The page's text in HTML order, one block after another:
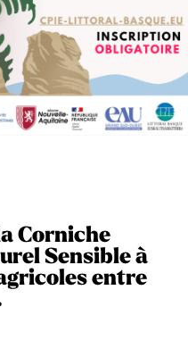
Corniche
Sensible à
entre